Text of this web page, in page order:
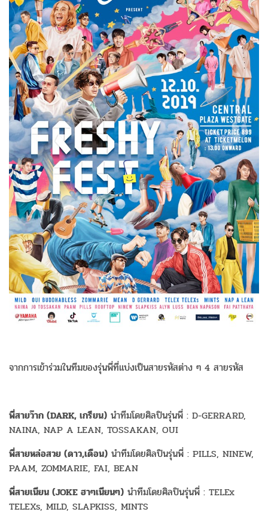
จากการเข้าร่วมในทีมของรุ่นพี่ที่แบ่งเป็นสายรหัสต่าง ๆ 4 สายรหัส
พี่สายว๊าก (DARK, เกรียน) นำทีมโดยศิลปินรุ่นพี่ : D-GERRARD,
NAINA, NAP A LEAN, TOSSAKAN, OUI
พี่สายหล่อสวย (ดาว,เดือน) นำทีมโดยศิลปินรุ่นพี่ : PILLS, NINEW,
PAAM, ZOMMARIE, FAI, BEAN
พี่สายเนียน (JOKE ฮาๆเนียนๆ) นำทีมโดยศิลปินรุ่นพี่ : TELEx
TELEXs, MILD, SLAPKISS, MINTS